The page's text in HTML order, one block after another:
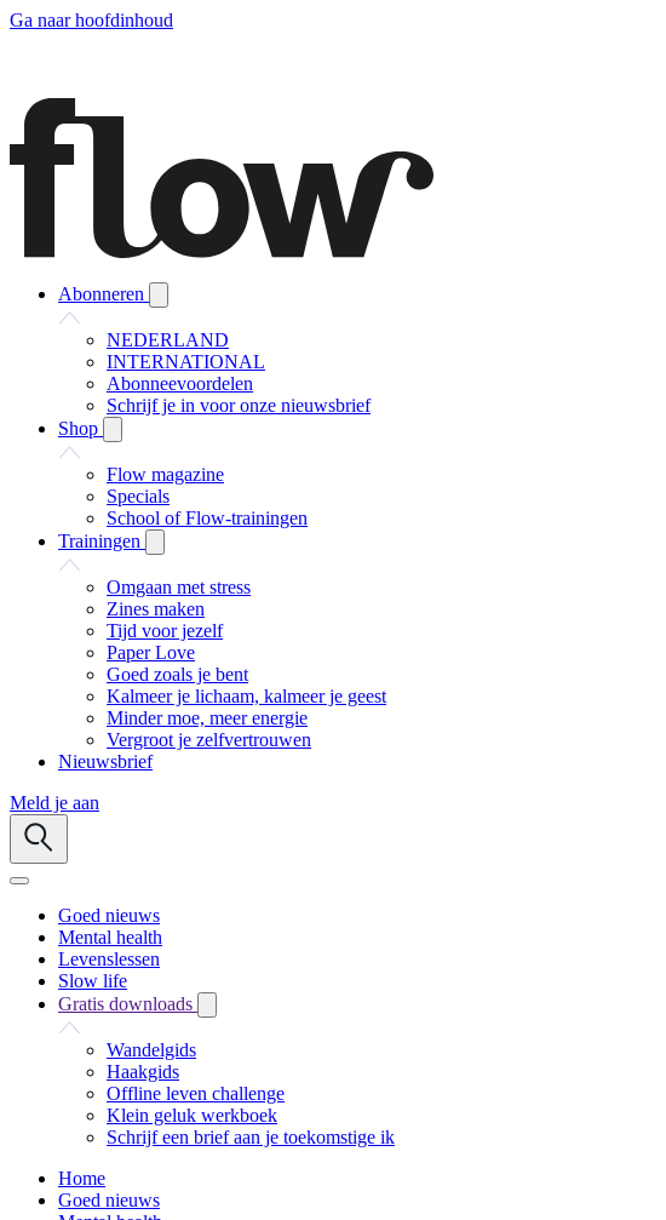
Ga naar hoofdinhoud
Abonneren
NEDERLAND
INTERNATIONAL
Abonneevoordelen
Schrijf je in voor onze nieuwsbrief
Shop
Flow magazine
Specials
School of Flow-trainingen
Trainingen
Omgaan met stress
Zines maken
Tijd voor jezelf
Paper Love
Goed zoals je bent
Kalmeer je lichaam, kalmeer je geest
Minder moe, meer energie
Vergroot je zelfvertrouwen
Nieuwsbrief
Meld je aan
Goed nieuws
Mental health
Levenslessen
Slow life
Gratis downloads
Wandelgids
Haakgids
Offline leven challenge
Klein geluk werkboek
Schrijf een brief aan je toekomstige ik
Home
Goed nieuws